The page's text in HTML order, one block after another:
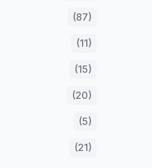
(87)
(11)
(15)
(20)
(5)
(21)